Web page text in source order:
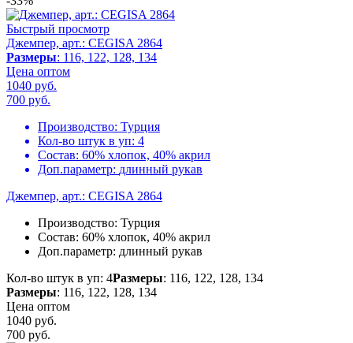
Быстрый просмотр
Джемпер, арт.: CEGISA 2864
Размеры: 116, 122, 128, 134
Цена оптом
1040 руб.
700 руб.
Производство: Турция
Кол-во штук в уп: 4
Состав: 60% хлопок, 40% акрил
Доп.параметр: длинный рукав
Джемпер, арт.: CEGISA 2864
Производство: Турция
Состав: 60% хлопок, 40% акрил
Доп.параметр: длинный рукав
Кол-во штук в уп: 4Размеры: 116, 122, 128, 134
Размеры: 116, 122, 128, 134
Цена оптом
1040 руб.
700 руб.